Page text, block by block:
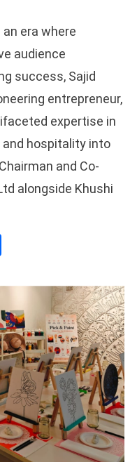
an era where
audience
success, Sajid
entrepreneur,
expertise in
and hospitality into
and Co-
alongside Khushi